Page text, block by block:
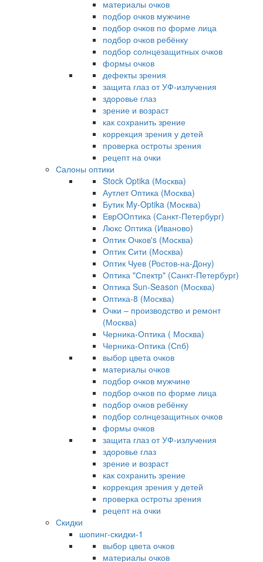
материалы очков
подбор очков мужчине
подбор очков по форме лица
подбор очков ребёнку
подбор солнцезащитных очков
формы очков
дефекты зрения
защита глаз от УФ-излучения
здоровье глаз
зрение и возраст
как сохранить зрение
коррекция зрения у детей
проверка остроты зрения
рецепт на очки
Салоны оптики
Stock Optika (Москва)
Аутлет Оптика (Москва)
Бутик My-Optika (Москва)
ЕврООптика (Санкт-Петербург)
Люкс Оптика (Иваново)
Оптик Очков's (Москва)
Оптик Сити (Москва)
Оптик Чуев (Ростов-на-Дону)
Оптика "Спектр" (Санкт-Петербург)
Оптика Sun-Season (Москва)
Оптика-8 (Москва)
Очки – производство и ремонт
(Москва)
Черника-Оптика ( Москва)
Черника-Оптика (Спб)
выбор цвета очков
материалы очков
подбор очков мужчине
подбор очков по форме лица
подбор очков ребёнку
подбор солнцезащитных очков
формы очков
защита глаз от УФ-излучения
здоровье глаз
зрение и возраст
как сохранить зрение
коррекция зрения у детей
проверка остроты зрения
рецепт на очки
Скидки
шопинг-скидки-1
выбор цвета очков
материалы очков